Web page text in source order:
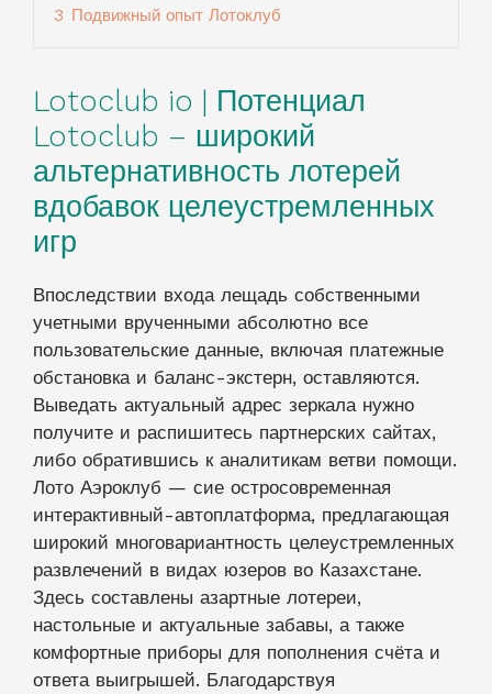
3 Подвижный опыт Лотоклуб
Lotoclub io | Потенциал
Lotoclub – широкий
альтернативность лотерей
вдобавок целеустремленных
игр
Впоследствии входа лещадь собственными
учетными врученными абсолютно все
пользовательские данные, включая платежные
обстановка и баланс-экстерн, оставляются.
Выведать актуальный адрес зеркала нужно
получите и распишитесь партнерских сайтах,
либо обратившись к аналитикам ветви помощи.
Лото Аэроклуб — сие остросовременная
интерактивный-автоплатформа, предлагающая
широкий многовариантность целеустремленных
развлечений в видах юзеров во Казахстане.
Здесь составлены азартные лотереи,
настольные и актуальные забавы, а также
комфортные приборы для пополнения счёта и
ответа выигрышей. Благодарствуя